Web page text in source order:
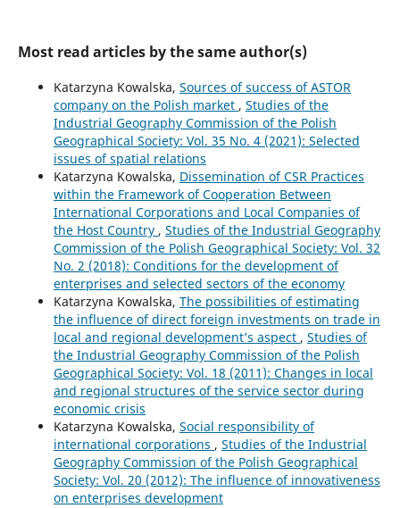
Most read articles by the same author(s)
Katarzyna Kowalska, Sources of success of ASTOR
company on the Polish market , Studies of the
Industrial Geography Commission of the Polish
Geographical Society: Vol. 35 No. 4 (2021): Selected
issues of spatial relations
Katarzyna Kowalska, Dissemination of CSR Practices
within the Framework of Cooperation Between
International Corporations and Local Companies of
the Host Country , Studies of the Industrial Geography
Commission of the Polish Geographical Society: Vol. 32
No. 2 (2018): Conditions for the development of
enterprises and selected sectors of the economy
Katarzyna Kowalska, The possibilities of estimating
the influence of direct foreign investments on trade in
local and regional development’s aspect , Studies of
the Industrial Geography Commission of the Polish
Geographical Society: Vol. 18 (2011): Changes in local
and regional structures of the service sector during
economic crisis
Katarzyna Kowalska, Social responsibility of
international corporations , Studies of the Industrial
Geography Commission of the Polish Geographical
Society: Vol. 20 (2012): The influence of innovativeness
on enterprises development